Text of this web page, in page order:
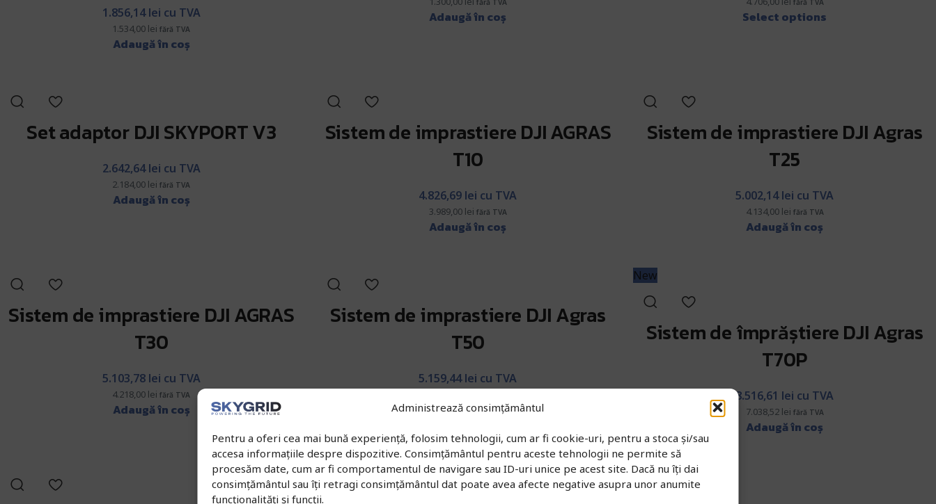
Administrează consimțământul
Pentru a oferi cea mai bună experiență, folosim tehnologii, cum ar fi cookie-uri, pentru a stoca și/sau
accesa informațiile despre dispozitive. Consimțământul pentru aceste tehnologii ne permite să
procesăm date, cum ar fi comportamentul de navigare sau ID-uri unice pe acest site. Dacă nu îți dai
consimțământul sau îți retragi consimțământul dat poate avea afecte negative asupra unor anumite
funcționalități și funcții.
1.534,00 lei fără TVA
1.856,14lei cu TVA
Adaugă în coș
fără TVA
Adaugă în coș
fără TVA
Select options
Set adaptor DJI SKYPORT V3
2.184,00 lei fără TVA
2.642,64lei cu TVA
Adaugă în coș
Sistem de imprastiere DJI AGRAS
T10
3.989,00 lei fără TVA
4.826,69 lei cu TVA
Adaugă în coș
Sistem de imprastiere DJI Agras
T25
4.134,00 lei fără TVA
5.002,14lei cu TVA
Adaugă în coș
Sistem de imprastiere DJI AGRAS
T30
4.218,00 lei fără TVA
5.103,78 lei cu TVA
Adaugă în coș
Sistem de imprastiere DJI Agras
T50
5.159,44lei cu TVA
Adaugă în coș
New
Sistem de împrăștiere DJI Agras
T70P
7.038,52 lei fără TVA
8.516,61 lei cu TVA
Adaugă în coș
New